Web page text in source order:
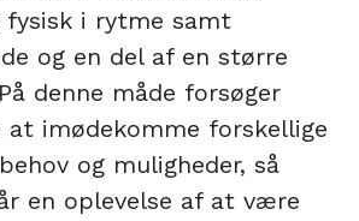
fysisk i rytme samt
og en del af en større
denne måde forsøger
imødekomme forskellige
og muligheder, så
en oplevelse af at være